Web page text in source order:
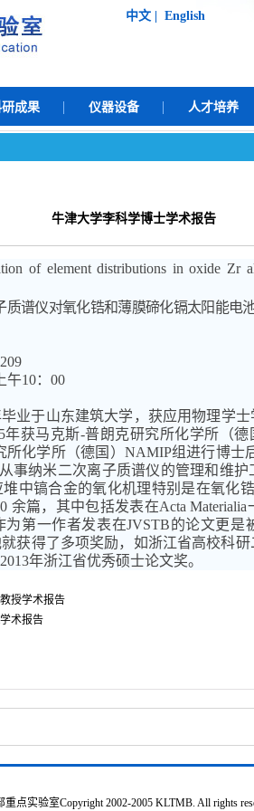
中文 English
成果 仪器设备 人才培养
牛津大学李科学博士学术报告
of element distributions in oxide Zr
质谱仪对氧化锆和薄膜碲化镉太阳能电
209
午10：00
业于山东建筑大学，获应用物理学士
年获马克斯-普朗克研究所化学所（
所化学所（德国） NAMIP组进行博士
事纳米二次离子质谱仪的管理和维
中镐合金的氧化机理特别是在氧化
余篇，其中包括发表在Acta Materialia
为第一作者发表在JVSTB的论文更是
获得了多项奖励，如浙江省高校科
2013年浙江省优秀硕士论文奖。
授学术报告
学术报告
点实验室Copyright 2002-2005 KLTMB. All rights